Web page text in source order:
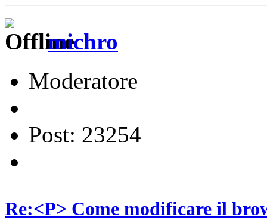
michro
Moderatore
Post: 23254
Re:<P> Come modificare il